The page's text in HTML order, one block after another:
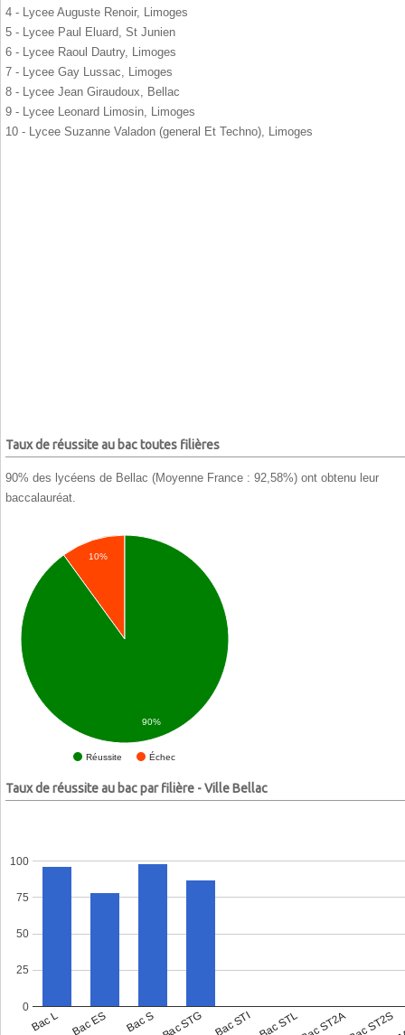
4 - Lycee Auguste Renoir, Limoges
5 - Lycee Paul Eluard, St Junien
6 - Lycee Raoul Dautry, Limoges
7 - Lycee Gay Lussac, Limoges
8 - Lycee Jean Giraudoux, Bellac
9 - Lycee Leonard Limosin, Limoges
10 - Lycee Suzanne Valadon (general Et Techno), Limoges
Taux de réussite au bac toutes filières
90% des lycéens de Bellac (Moyenne France : 92,58%) ont obtenu leur
baccalauréat.
Réussite Échec
10%
90%
Taux de réussite au bac par filière - Ville Bellac
Bac L Bac ES Bac S Bac STG Bac STI Bac STLBac ST2ABac ST2S
0
25
50
75
100